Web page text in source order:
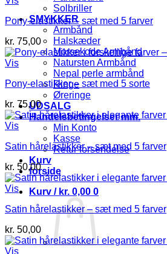
Solbriller
SMYKKER
Armbånd
Halskæder
Morsekode Armbånd
Natursten Armbånd
Nepal perle armbånd
Ringe
Øreringe
UDSALG
Handelsbetingelser mm.
Min Konto
Kasse
Retur forsendelse
Kurv
forside
Kurv / kr. 0,00 0
Pony-elastikker – sæt med 5 farver
kr. 75,00
Vis
Pony-elastikker – sæt med 5 sorte
kr. 75,00
Vis
Satin hårelastikker – sæt med 5 farver
kr. 50,00
Vis
Satin hårelastikker – sæt med 5 farver
kr. 50,00
Vis